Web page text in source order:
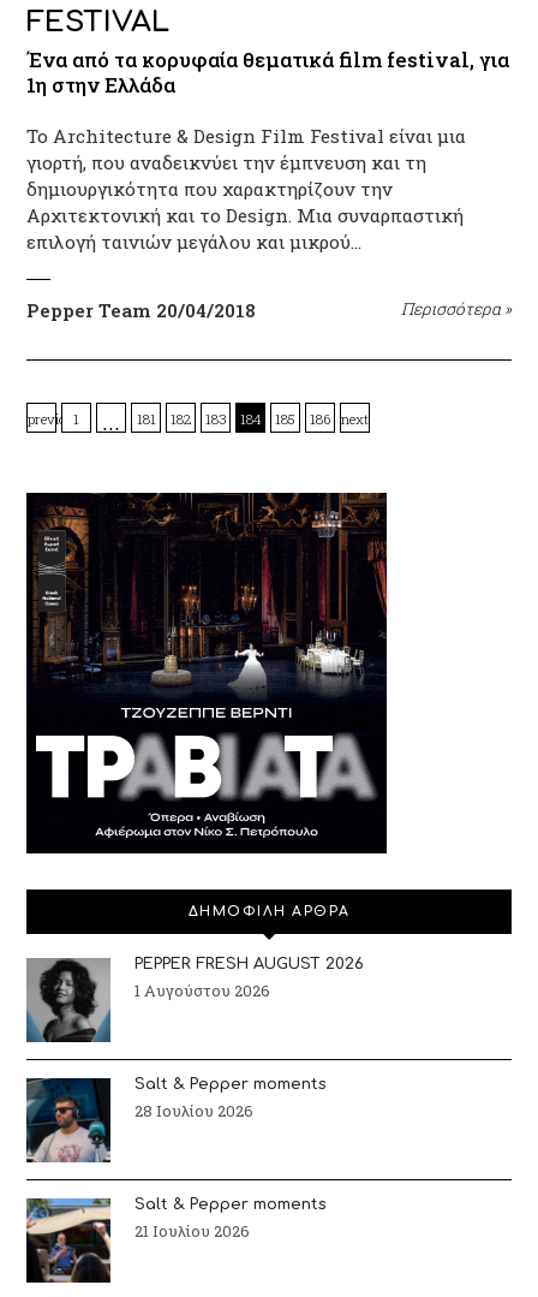
FESTIVAL
Ένα από τα κορυφαία θεματικά film festival, για
1η στην Ελλάδα
Το Architecture & Design Film Festival είναι μια
γιορτή, που αναδεικνύει την έμπνευση και τη
δημιουργικότητα που χαρακτηρίζουν την
Αρχιτεκτονική και το Design. Μια συναρπαστική
επιλογή ταινιών μεγάλου και μικρού…
Pepper Team 20/04/2018 Περισσότερα »
previous1 … 181 182 183 184 185 186 next
ΔΗΜΟΦΙΛΗ ΑΡΘΡΑ
PEPPER FRESH AUGUST 2026
1 Αυγούστου 2026
Salt & Pepper moments
28 Ιουλίου 2026
Salt & Pepper moments
21 Ιουλίου 2026